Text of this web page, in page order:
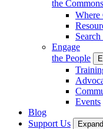
the Commons
Where
Engage
the People
Events
Blog
Support Us
Expand